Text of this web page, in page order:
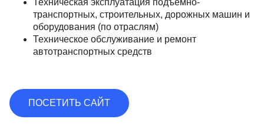
Техническая эксплуатация подъемно-
транспортных, строительных, дорожных машин и
оборудования (по отраслям)
Техническое обслуживание и ремонт
автотранспортных средств
ПОСЕТИТЬ САЙТ